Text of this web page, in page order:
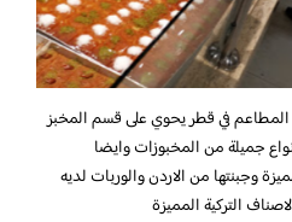
في قطر يحوي على قسم المخبز
جميلة من المخبوزات وايضا
وجبنتها من الاردن والوربات لديه
التركية المميزة